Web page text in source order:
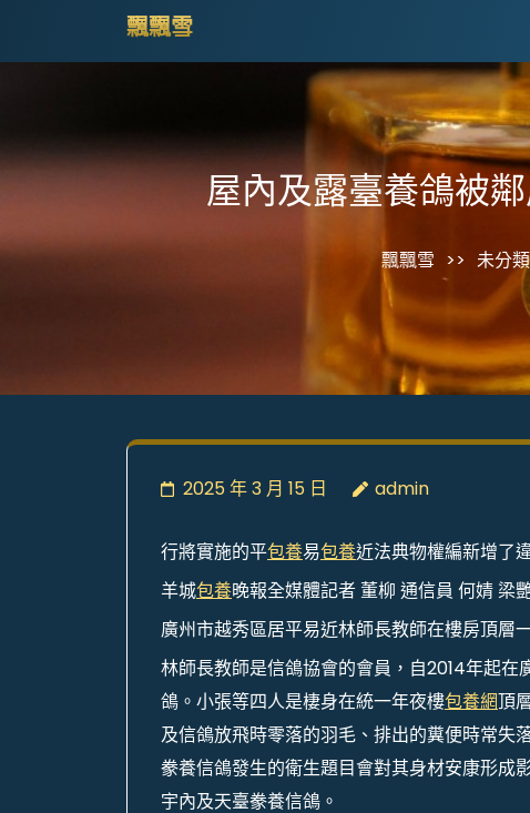
Enter)
飄飄雪
屋內及露臺養鴿被
飄飄雪 >> 未分類
2025 年 3 月 15 日 admin
行將實施的平包養易包養近法典物權編新增了
羊城包養晚報全媒體記者 董柳 通信員 何婧 梁
廣州市越秀區居平易近林師長教師在樓房頂層
林師長教師是信鴿協會的會員，自2014年起在
鴿。小張等四人是棲身在統一年夜樓包養網頂
及信鴿放飛時零落的羽毛、排出的糞便時常失
豢養信鴿發生的衛生題目會對其身材安康形成
宇內及天臺豢養信鴿。